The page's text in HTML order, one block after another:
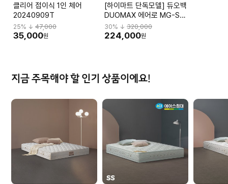
클리어 접이식 1인 체어
20240909T
25% ↓ 47,000
35,000원
[하이마트 단독모델] 듀오백
DUOMAX 에어로 MG-S-
L2 DBBMGHL3NMBN-
M59BK
30% ↓320,000
224,000원
지금 주목해야 할 인기 상품이에요!